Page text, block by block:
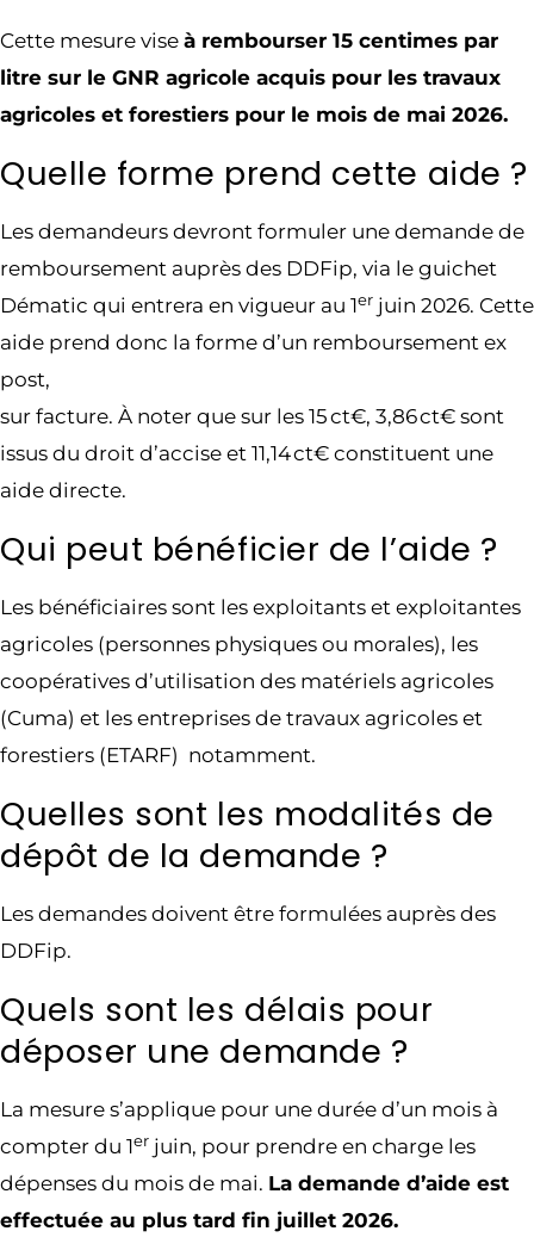
Cette mesure vise à rembourser 15 centimes par
litre sur le GNR agricole acquis pour les travaux
agricoles et forestiers pour le mois de mai 2026.
Quelle forme prend cette aide ?
Les demandeurs devront formuler une demande de
remboursement auprès des DDFip, via le guichet
Dématic qui entrera en vigueur au 1er juin 2026. Cette
aide prend donc la forme d’un remboursement ex
post,
sur facture. À noter que sur les 15 ct€, 3,86 ct€ sont
issus du droit d’accise et 11,14 ct€ constituent une
aide directe.
Qui peut bénéficier de l’aide ?
Les bénéficiaires sont les exploitants et exploitantes
agricoles (personnes physiques ou morales), les
coopératives d’utilisation des matériels agricoles
(Cuma) et les entreprises de travaux agricoles et
forestiers (ETARF) notamment.
Quelles sont les modalités de
dépôt de la demande ?
Les demandes doivent être formulées auprès des
DDFip.
Quels sont les délais pour
déposer une demande ?
La mesure s’applique pour une durée d’un mois à
compter du 1er juin, pour prendre en charge les
dépenses du mois de mai. La demande d’aide est
effectuée au plus tard fin juillet 2026.